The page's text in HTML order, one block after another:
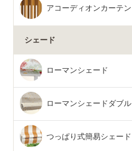
アコーディオンカーテン
シェード
ローマンシェード
ローマンシェードダブル
つっぱり式簡易シェード